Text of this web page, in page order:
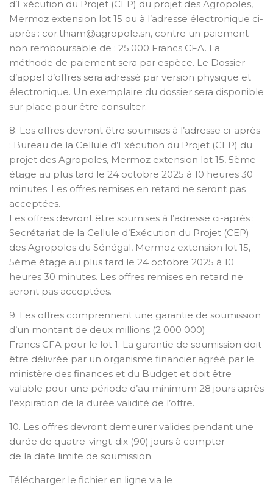
d’Exécution du Projet (CEP) du projet des Agropoles,
Mermoz extension lot 15 ou à l’adresse électronique ci-
après : cor.thiam@agropole.sn, contre un paiement
non remboursable de : 25.000 Francs CFA. La
méthode de paiement sera par espèce. Le Dossier
d’appel d’offres sera adressé par version physique et
électronique. Un exemplaire du dossier sera disponible
sur place pour être consulter.
8. Les offres devront être soumises à l’adresse ci-après
: Bureau de la Cellule d’Exécution du Projet (CEP) du
projet des Agropoles, Mermoz extension lot 15, 5ème
étage au plus tard le 24 octobre 2025 à 10 heures 30
minutes. Les offres remises en retard ne seront pas
acceptées.
Les offres devront être soumises à l’adresse ci-après :
Secrétariat de la Cellule d’Exécution du Projet (CEP)
des Agropoles du Sénégal, Mermoz extension lot 15,
5ème étage au plus tard le 24 octobre 2025 à 10
heures 30 minutes. Les offres remises en retard ne
seront pas acceptées.
9. Les offres comprennent une garantie de soumission
d’un montant de deux millions (2 000 000)
Francs CFA pour le lot 1. La garantie de soumission doit
être délivrée par un organisme financier agréé par le
ministère des finances et du Budget et doit être
valable pour une période d’au minimum 28 jours après
l’expiration de la durée validité de l’offre.
10. Les offres devront demeurer valides pendant une
durée de quatre-vingt-dix (90) jours à compter
de la date limite de soumission.
Télécharger le fichier en ligne via le